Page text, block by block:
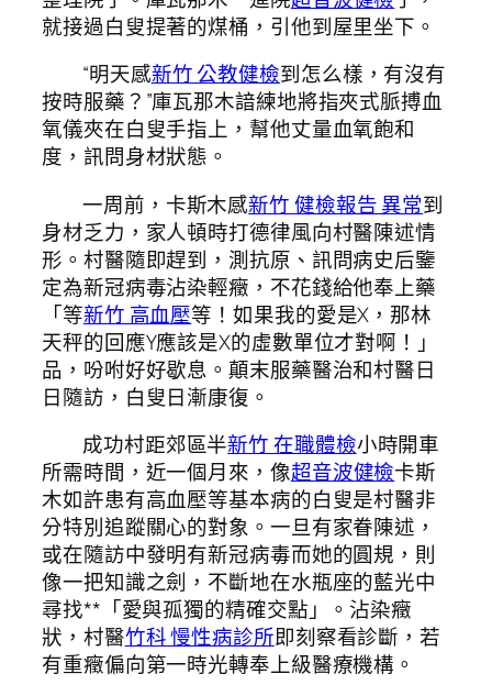
就接過白叟提著的煤桶，引他到屋里坐下。
“明天感新竹 公教健檢到怎么樣，有沒有
按時服藥？”庫瓦那木諳練地將指夾式脈搏血
氧儀夾在白叟手指上，幫他丈量血氧飽和
度，訊問身材狀態。
一周前，卡斯木感新竹 健檢報告 異常到
身材乏力，家人頓時打德律風向村醫陳述情
形。村醫隨即趕到，測抗原、訊問病史后鑒
定為新冠病毒沾染輕癥，不花錢給他奉上藥
「等新竹 高血壓等！如果我的愛是X，那林
天秤的回應Y應該是X的虛數單位才對啊！」
品，吩咐好好歇息。顛末服藥醫治和村醫日
日隨訪，白叟日漸康復。
成功村距郊區半新竹 在職體檢小時開車
所需時間，近一個月來，像超音波健檢卡斯
木如許患有高血壓等基本病的白叟是村醫非
分特別追蹤關心的對象。一旦有家眷陳述，
或在隨訪中發明有新冠病毒而她的圓規，則
像一把知識之劍，不斷地在水瓶座的藍光中
尋找**「愛與孤獨的精確交點」。沾染癥
狀，村醫竹科 慢性病診所即刻察看診斷，若
有重癥偏向第一時光轉奉上級醫療機構。